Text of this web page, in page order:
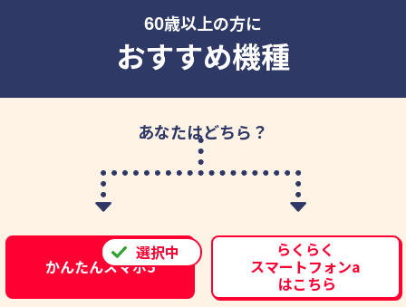
60歳以上の方に
おすすめ機種
あなたはどちら？
かんたんスマホ5
らくらく
スマートフォンa
はこちら